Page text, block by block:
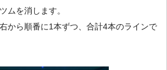
ムを消します。
から順番に1本ずつ、合計4本のラインで